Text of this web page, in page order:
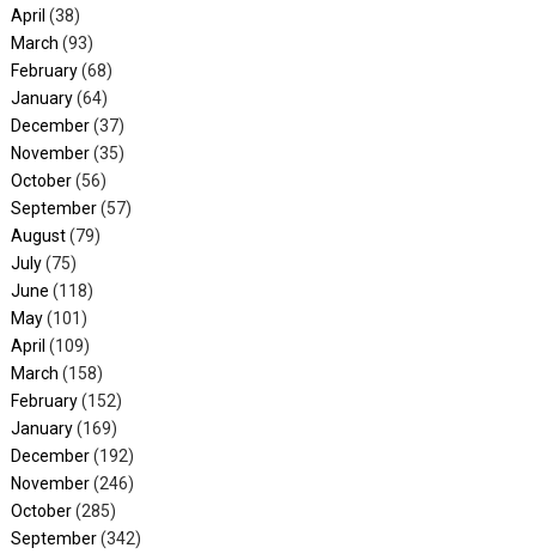
April (38)
March (93)
February(68)
January(64)
December(37)
November(35)
October(56)
September(57)
August(79)
July(75)
June (118)
May(101)
April (109)
March (158)
February(152)
January(169)
December(192)
November(246)
October(285)
September(342)